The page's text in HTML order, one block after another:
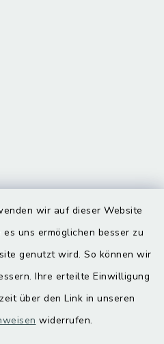
wir auf dieser Website
uns ermöglichen besser zu
genutzt wird. So können wir
Ihre erteilte Einwilligung
über den Link in unseren
widerrufen.